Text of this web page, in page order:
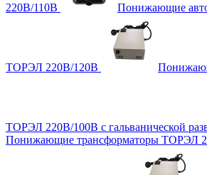
220В/110В Понижающие
ТОРЭЛ 220В/120В
ТОРЭЛ 220В/100В с гальванической
Понижающие трансформаторы ТОРЭЛ